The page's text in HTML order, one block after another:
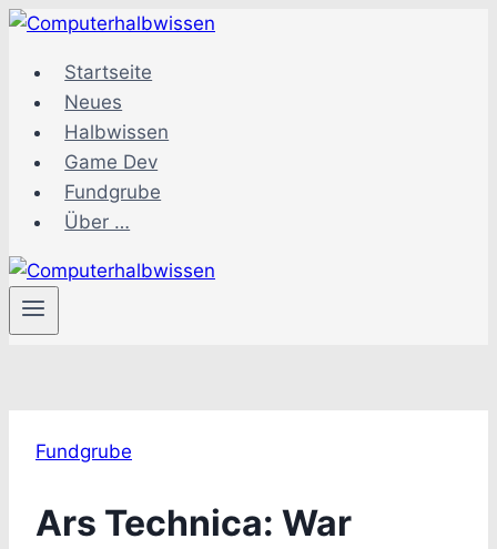
Zum
springenStartseite
Neues
Halbwissen
Game Dev
Fundgrube
Über …
Fundgrube
Ars Technica: War